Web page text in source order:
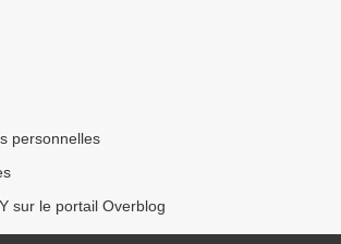
personnelles
sur le portail Overblog